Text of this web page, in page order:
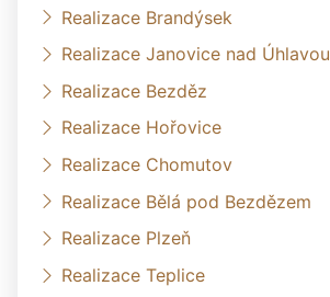
Realizace Brandýsek
Realizace Janovice nad Úhlavou
Realizace Bezděz
Realizace Hořovice
Realizace Chomutov
Realizace Bělá pod Bezdězem
Realizace Plzeň
Realizace Teplice